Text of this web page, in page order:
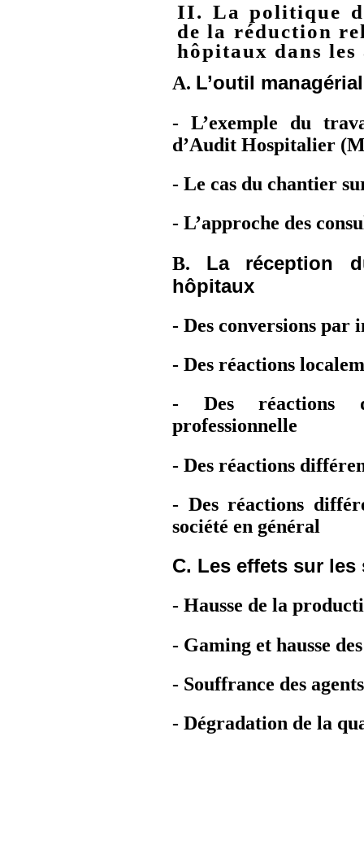
II. La politique
de la réduction
hôpitaux dans les
A. L’outil managérial
- L’exemple du
d’Audit Hospitalier
- Le cas du chantier
- L’approche des
B. La réception
hôpitaux
- Des conversions par
- Des réactions
- Des réactions
professionnelle
- Des réactions
- Des réactions
société en général
C. Les effets sur
- Hausse de la
- Gaming et hausse
- Souffrance des agents
- Dégradation de la